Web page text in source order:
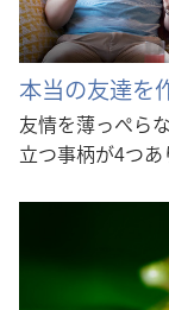
本当の友達を
友情を薄っぺら
立つ事柄が4つあ